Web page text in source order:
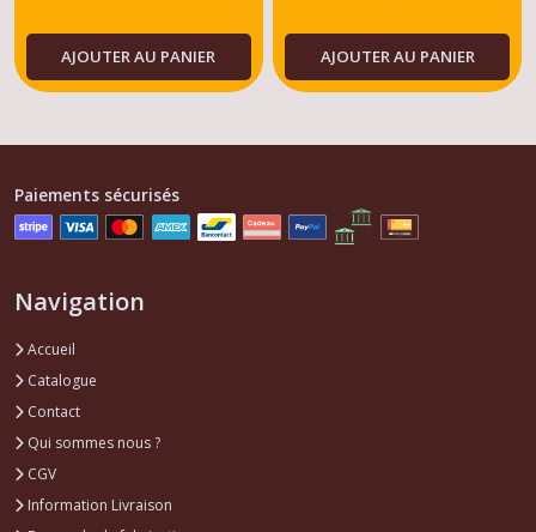
AJOUTER AU PANIER AJOUTER AU PANIER
Paiements sécurisés
Navigation
Accueil
Catalogue
Contact
Qui sommes nous ?
CGV
Information Livraison